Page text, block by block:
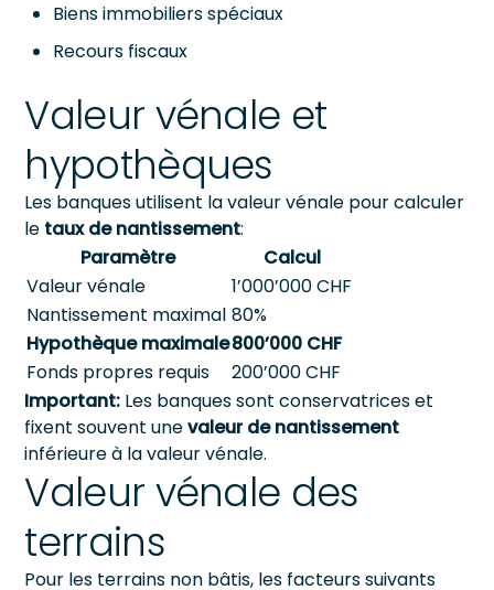
Biens immobiliers spéciaux
Recours fiscaux
Valeur vénale et
hypothèques
Les banques utilisent la valeur vénale pour calculer
le taux de nantissement:
Paramètre
Calcul
Valeur vénale
1’000’000 CHF
Nantissement maximal 80%
Hypothèque maximale800’000 CHF
Fonds propres requis
200’000 CHF
Important: Les banques sont conservatrices et
fixent souvent unevaleur de nantissement
inférieure à la valeur vénale.
Valeur vénale des
terrains
Pour les terrains non bâtis, les facteurs suivants